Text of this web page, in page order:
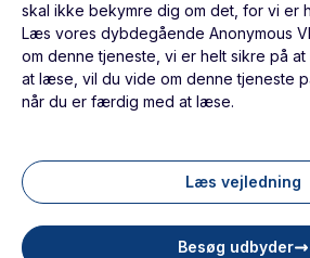
skal ikke bekymre dig om det, for vi er
Læs vores dybdegående Anonymous
om denne tjeneste, vi er helt sikre på
at læse, vil du vide om denne tjeneste
når du er færdig med at læse.
Læs vejledning
Besøg udbyder